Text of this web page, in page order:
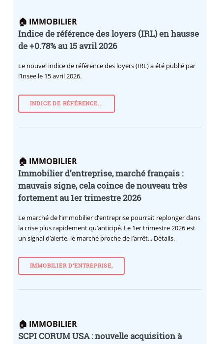
🏠 IMMOBILIER
Indice de référence des loyers (IRL) en hausse
de +0.78% au 15 avril 2026
Le nouvel indice de référence des loyers (IRL) a été publié par
l’Insee le 15 avril 2026.
INDICE DE RÉFÉRENCE...
🏠 IMMOBILIER
Immobilier d’entreprise, marché français :
mauvais signe, cela coince de nouveau très
fortement au 1er trimestre 2026
Le marché de l’immobilier d’entreprise pourrait replonger dans
la crise plus rapidement qu’anticipé. Le 1er trimestre 2026 est
un signal d’alerte, le marché proche de l’arrêt... Détails.
IMMOBILIER D’ENTREPRISE,
🏠 IMMOBILIER
SCPI CORUM USA : nouvelle acquisition à